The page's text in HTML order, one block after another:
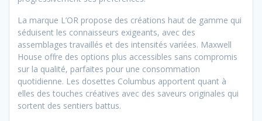
La marque L’OR propose des créations haut de gamme qui
séduisent les connaisseurs exigeants, avec des
assemblages travaillés et des intensités variées. Maxwell
House offre des options plus accessibles sans compromis
sur la qualité, parfaites pour une consommation
quotidienne. Les dosettes Columbus apportent quant à
elles des touches créatives avec des saveurs originales qui
sortent des sentiers battus.